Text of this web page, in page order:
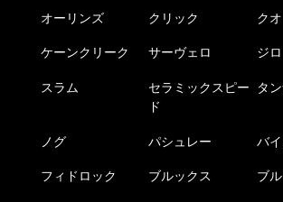
オーリンズ クリック クオ
ケーンクリーク サーヴェロ ジロ
スラム
セラミックスピー
ド
タ
ノグ パシュレー バ
フィドロック ブルックス ブ